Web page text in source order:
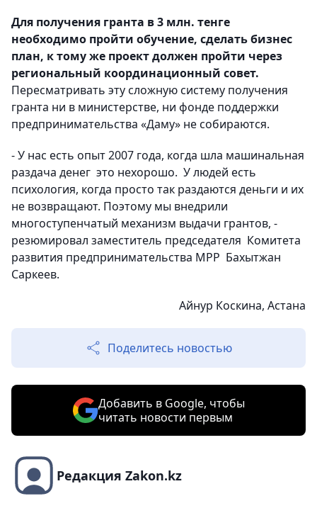
Для получения гранта в 3 млн. тенге
необходимо пройти обучение, сделать бизнес
план, к тому же проект должен пройти через
региональный координационный совет.
Пересматривать эту сложную систему получения
гранта ни в министерстве, ни фонде поддержки
предпринимательства «Даму» не собираются.
- У нас есть опыт 2007 года, когда шла машинальная
раздача денег это нехорошо. У людей есть
психология, когда просто так раздаются деньги и их
не возвращают. Поэтому мы внедрили
многоступенчатый механизм выдачи грантов, -
резюмировал заместитель председателя Комитета
развития предпринимательства МРР Бахытжан
Саркеев.
Айнур Коскина, Астана
Поделитесь новостью
Добавить в Google, чтобы
читать новости первым
Редакция Zakon.kz